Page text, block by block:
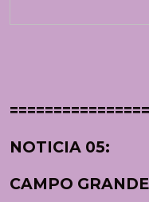
NOTICIA 05:
CAMPO